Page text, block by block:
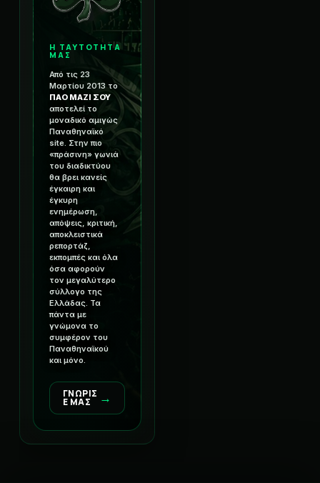
Η ΤΑΥΤΟΤΗΤΑ
ΜΑΣ
Από τις 23
Μαρτίου 2013 το
ΠΑΟ ΜΑΖΙ ΣΟΥ
αποτελεί το
μοναδικό αμιγώς
Παναθηναϊκό
site. Στην πιο
«πράσινη» γωνιά
του διαδικτύου
θα βρει κανείς
έγκαιρη και
έγκυρη
ενημέρωση,
απόψεις, κριτική,
αποκλειστικά
ρεπορτάζ,
εκπομπές και όλα
όσα αφορούν
τον μεγαλύτερο
σύλλογο της
Ελλάδας. Τα
πάντα με
γνώμονα το
συμφέρον του
Παναθηναϊκού
και μόνο.
ΓΝΩΡΙΣ
Ε ΜΑΣ →